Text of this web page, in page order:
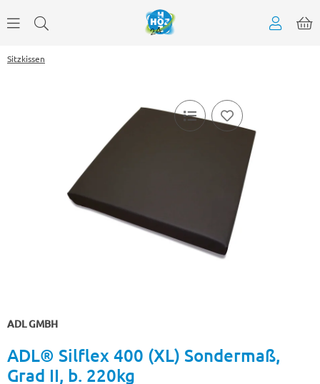
Sitzkissen
ADL GMBH
ADL® Silflex 400 (XL) Sondermaß,
Grad II, b. 220kg